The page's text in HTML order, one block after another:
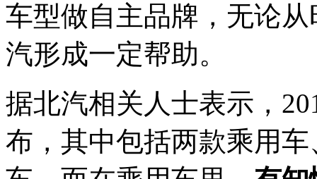
车型做自主品牌，无论
汽形成一定帮助。
据北汽相关人士表示，
布，其中包括两款乘用